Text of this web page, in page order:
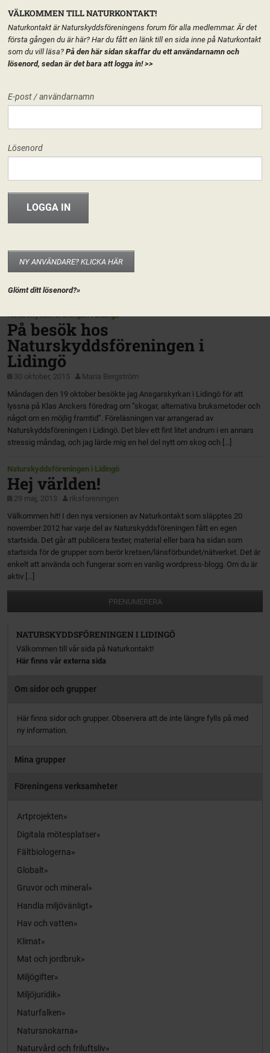
FORUM
INFO & MATERIAL
HEM FÖRENINGEN NATURSKYDDSFÖRENINGEN I LIDINGÖ
Naturskyddsföreningen i Lidingö
På besök hos
Naturskyddsföreningen i
Lidingö
30 oktober, 2015
Maria Bergström
Måndagen den 19 oktober besökte jag Ansgarskyrkan i Lidingö för att
lyssna på Klas Anckers föredrag om ”skogar, alternativa bruksmetoder och
något om en möjlig framtid”. Föreläsningen var arrangerad av
Naturskyddsföreningen i Lidingö. Det blev ett fint litet andrum i en annars
stressig måndag, och jag lärde mig en hel del nytt om skog och […]
Naturskyddsföreningen i Lidingö
Hej världen!
29 maj, 2013
riksforeningen
Välkommen hit! I den nya versionen av Naturkontakt som släpptes 20
november 2012 har varje del av Naturskyddsföreningen fått en egen
startsida. Det går att publicera texter, material eller bara ha sidan som
startsida för de grupper som berör kretsen/länsförbundet/nätverket. Det är
enkelt att använda och fungerar som en vanlig wordpress-blogg. Om du är
aktiv […]
PRENUMERERA
NATURSKYDDSFÖRENINGEN I LIDINGÖ
Välkommen till vår sida på Naturkontakt!
Här finns vår externa sida
VÄLKOMMEN TILL NATURKONTAKT!
Naturkontakt är Naturskyddsföreningens forum för alla medlemmar. Är det
första gången du är här? Har du fått en länk till en sida inne på Naturkontakt
som du vill läsa? På den här sidan skaffar du ett användarnamn och
lösenord, sedan är det bara att logga in!>>
E-post / användarnamn
Lösenord
NY ANVÄNDARE? KLICKA HÄR
Glömt ditt lösenord?»
Om sidor och grupper
Här finns sidor och grupper. Observera att de inte längre fylls på med
ny information.
Mina grupper
Föreningens verksamheter
Artprojekten
Digitala mötesplatser
Fältbiologerna
Globalt
Gruvor och mineral
Handla miljövänligt
Hav och vatten
Klimat
Mat och jordbruk
Miljögifter
Miljöjuridik
Naturfalken
Natursnokarna
Naturvård och friluftsliv